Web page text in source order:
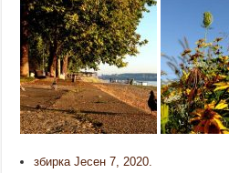
збирка Јесен 7, 2020.